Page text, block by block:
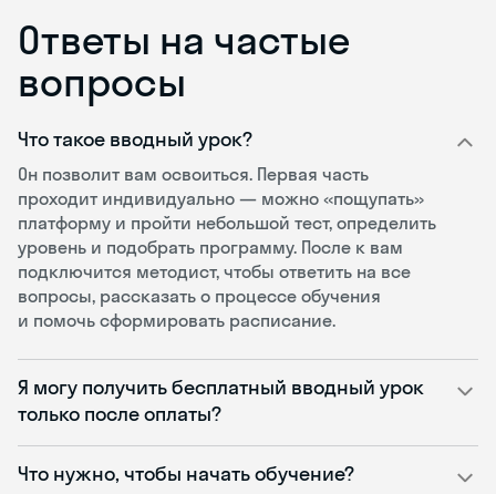
Ответы на частые
вопросы
Что такое вводный урок?
Он позволит вам освоиться. Первая часть
проходит индивидуально — можно «пощупать»
платформу и пройти небольшой тест, определить
уровень и подобрать программу. После к вам
подключится методист, чтобы ответить на все
вопросы, рассказать о процессе обучения
и помочь сформировать расписание.
Я могу получить бесплатный вводный урок
только после оплаты?
Что нужно, чтобы начать обучение?